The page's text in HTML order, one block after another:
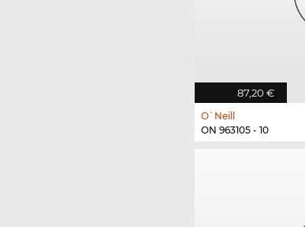
87,20 €
O`Neill
ON 963105 - 10